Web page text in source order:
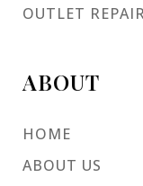
OUTLET
ABOUT
HOME
ABOUT US